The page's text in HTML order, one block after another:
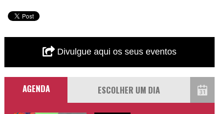
Divulgue aqui os seus eventos
AGENDA